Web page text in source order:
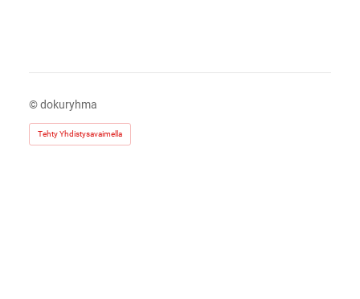
©dokuryhma
Tehty Yhdistysavaimella